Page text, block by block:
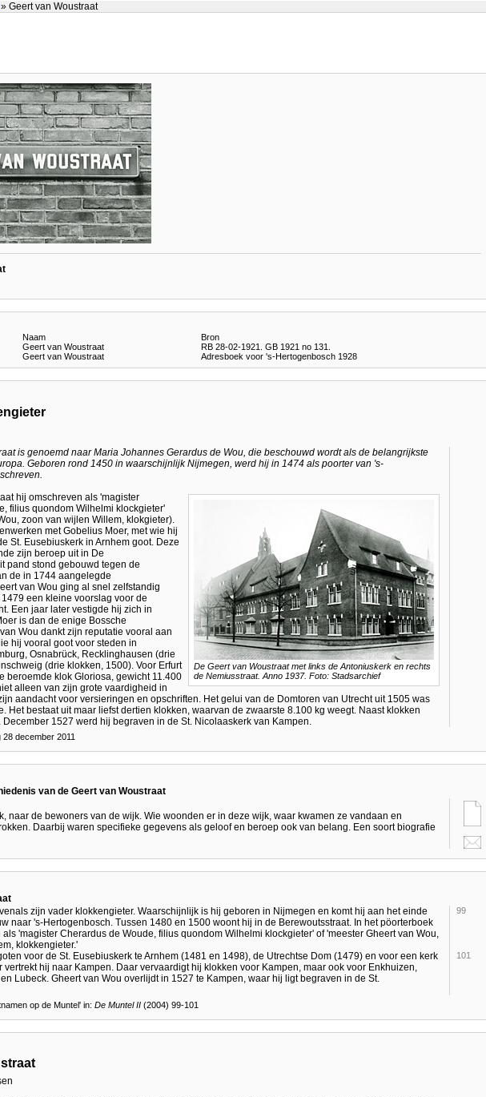
Geert van Woustraat
Naam
Bron
Geert van Woustraat
RB 28-02-1921. GB 1921 no 131.
Geert van Woustraat Adresboek voor 's-Hertogenbosch 1928
is genoemd naar Maria Johannes Gerardus de Wou, die beschouwd wordt als de belangrijkste
Geboren rond 1450 in waarschijnlijk Nijmegen, werd hij in 1474 als poorter van 's-
De Geert van Woustraat met links de Antoniuskerk en rechts
de Nemiusstraat. Anno 1937. Foto: Stadsarchief
hij omschreven als 'magister
filius quondom Wilhelmi klockgieter'
zoon van wijlen Willem, klokgieter).
met Gobelius Moer, met wie hij
St. Eusebiuskerk in Arnhem goot. Deze
zijn beroep uit in De
pand stond gebouwd tegen de
de in 1744 aangelegde
van Wou ging al snel zelfstandig
een kleine voorslag voor de
Een jaar later vestigde hij zich in
is dan de enige Bossche
Wou dankt zijn reputatie vooral aan
hij vooral goot voor steden in
Osnabrück, Recklinghausen (drie
(drie klokken, 1500). Voor Erfurt
beroemde klok Gloriosa, gewicht 11.400
alleen van zijn grote vaardigheid in
aandacht voor versieringen en opschriften. Het gelui van de Domtoren van Utrecht uit 1505 was
Het bestaat uit maar liefst dertien klokken, waarvan de zwaarste 8.100 kg weegt. Naast klokken
1527 werd hij begraven in de St. Nicolaaskerk van Kampen.
december 2011
van de Geert van Woustraat
naar de bewoners van de wijk. Wie woonden er in deze wijk, waar kwamen ze vandaan en
Daarbij waren specifieke gegevens als geloof en beroep ook van belang. Een soort biografie
zijn vader klokkengieter. Waarschijnlijk is hij geboren in Nijmegen en komt hij aan het einde
naar 's-Hertogenbosch. Tussen 1480 en 1500 woont hij in de Berewoutsstraat. In het pöorterboek
'magister Cherardus de Woude, filius quondom Wilhelmi klockgieter' of 'meester Gheert van Wou,
klokkengieter.'
99
voor de St. Eusebiuskerk te Arnhem (1481 en 1498), de Utrechtse Dom (1479) en voor een kerk
vertrekt hij naar Kampen. Daar vervaardigt hij klokken voor Kampen, maar ook voor Enkhuizen,
Lubeck. Gheert van Wou overlijdt in 1527 te Kampen, waar hij ligt begraven in de St.
101
op de Muntel' in: De Muntel II (2004) 99-101